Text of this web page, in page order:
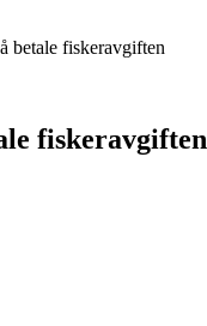
betale fiskeravgiften
fiskeravgiften